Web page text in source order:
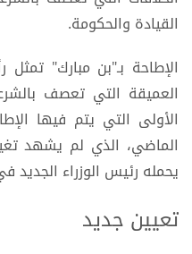
القيادة والحكومة.
الإطاحة بـ"بن مبارك"
العميقة التي تعصف
الأولى التي يتم فيها
الماضي، الذي لم يشهد
يحمله رئيس الوزراء الجديد
تعيين جديد